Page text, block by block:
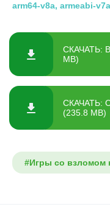
arm64-v8a, armeabi-v7a
СКАЧАТЬ:
MB)
СКАЧАТЬ:
(235.8 MB)
#Игры со взломом